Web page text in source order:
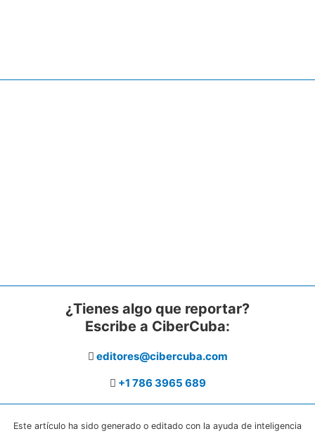
¿Tienes algo que reportar?
Escribe a CiberCuba:
editores@cibercuba.com
+1 786 3965 689
Este artículo ha sido generado o editado con la ayuda de inteligencia